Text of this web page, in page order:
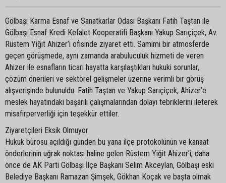
Gölbaşı Karma Esnaf ve Sanatkarlar Odası Başkanı Fatih Taştan ile
Gölbaşı Esnaf Kredi Kefalet Kooperatifi Başkanı Yakup Sarıçiçek, Av.
Rüstem Yiğit Ahizer’i ofisinde ziyaret etti. Samimi bir atmosferde
geçen görüşmede, aynı zamanda arabuluculuk hizmeti de veren
Ahizer ile esnafların ticari hayatta karşılaştıkları hukuki sorunlar,
çözüm önerileri ve sektörel gelişmeler üzerine verimli bir görüş
alışverişinde bulunuldu. Fatih Taştan ve Yakup Sarıçiçek, Ahizer’e
meslek hayatındaki başarılı çalışmalarından dolayı tebriklerini ileterek
misafirperverliği için teşekkür ettiler.
Ziyaretçileri Eksik Olmuyor
Hukuk bürosu açıldığı günden bu yana ilçe protokolünün ve kanaat
önderlerinin uğrak noktası haline gelen Rüstem Yiğit Ahizer’i, daha
önce de AK Parti Gölbaşı İlçe Başkanı Selim Akceylan, Gölbaşı eski
Belediye Başkanı Ramazan Şimşek, Gökhan Koçak ve başta olmak